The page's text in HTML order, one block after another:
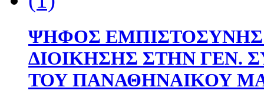
ΨΗΦΟΣ
ΔΙΟΙΚΗΣΗΣ ΣΤΗΝ ΓΕΝ.
ΤΟΥ ΠΑΝΑΘΗΝΑΙΚΟΥ